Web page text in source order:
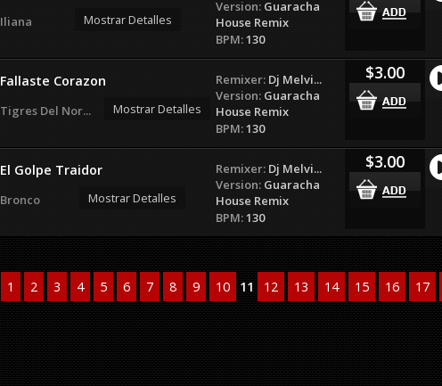
Iliana Mostrar Detalles
Version: Guaracha
House Remix
BPM:130
Fallaste Corazon
Tigres Del Nor... Mostrar Detalles
Remixer: Dj Melvi...
Version: Guaracha
House Remix
BPM:130
$3.00
El Golpe Traidor
Bronco Mostrar Detalles
Remixer: Dj Melvi...
Version: Guaracha
House Remix
BPM:130
$3.00
1 2 3 4 5 6 7 8 9 10 11 12 13 14 15 16 17